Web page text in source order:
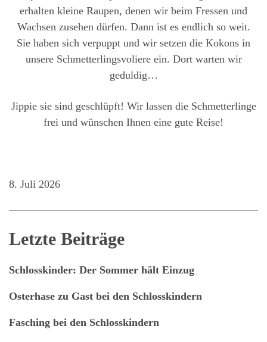
erhalten kleine Raupen, denen wir beim Fressen und
Wachsen zusehen dürfen. Dann ist es endlich so weit.
Sie haben sich verpuppt und wir setzen die Kokons in
unsere Schmetterlingsvoliere ein. Dort warten wir
geduldig…
Jippie sie sind geschlüpft! Wir lassen die Schmetterlinge
frei und wünschen Ihnen eine gute Reise!
8. Juli 2026
Letzte Beiträge
Schlosskinder: Der Sommer hält Einzug
Osterhase zu Gast bei den Schlosskindern
Fasching bei den Schlosskindern